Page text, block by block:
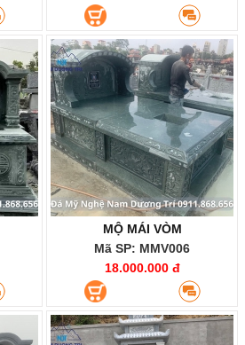
MỘ MÁI VÒM
Mã SP: MMV006
18.000.000 đ